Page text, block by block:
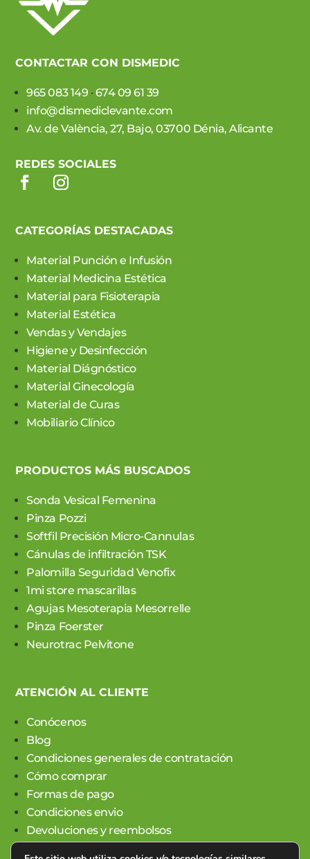
CONTACTAR CON DISMEDIC
965 083 149 · 674 09 61 39
info@dismediclevante.com
Av. de València, 27, Bajo, 03700 Dénia, Alicante
REDES SOCIALES
CATEGORÍAS DESTACADAS
Material Punción e Infusión
Material Medicina Estética
Material para Fisioterapia
Material Estética
Vendas y Vendajes
Higiene y Desinfección
Material Diágnóstico
Material Ginecología
Material de Curas
Mobiliario Clínico
PRODUCTOS MÁS BUSCADOS
Sonda Vesical Femenina
Pinza Pozzi
Softfil Precisión Micro-Cannulas
Cánulas de infiltración TSK
Palomilla Seguridad Venofix
1mi store mascarillas
Agujas Mesoterapia Mesorrelle
Pinza Foerster
Neurotrac Pelvitone
ATENCIÓN AL CLIENTE
Conócenos
Blog
Condiciones generales de contratación
Cómo comprar
Formas de pago
Condiciones envio
Devoluciones y reembolsos